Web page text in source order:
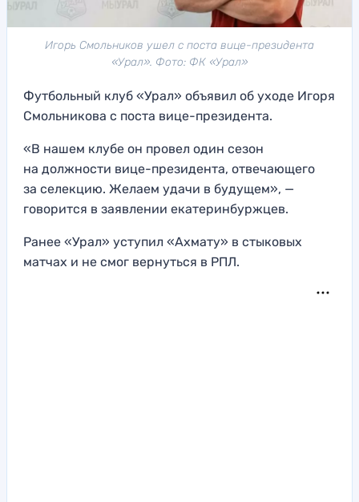
Игорь Смольников ушел с поста вице-президента
«Урал». Фото: ФК «Урал»
Футбольный клуб «Урал» объявил об уходе Игоря
Смольникова с поста вице-президента.
«В нашем клубе он провел один сезон
на должности вице-президента, отвечающего
за селекцию. Желаем удачи в будущем», —
говорится в заявлении екатеринбуржцев.
Ранее «Урал» уступил «Ахмату» в стыковых
матчах и не смог вернуться в РПЛ.